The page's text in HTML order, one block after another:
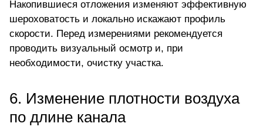
Накопившиеся отложения изменяют эффективную
шероховатость и локально искажают профиль
скорости. Перед измерениями рекомендуется
проводить визуальный осмотр и, при
необходимости, очистку участка.
6. Изменение плотности воздуха
по длине канала